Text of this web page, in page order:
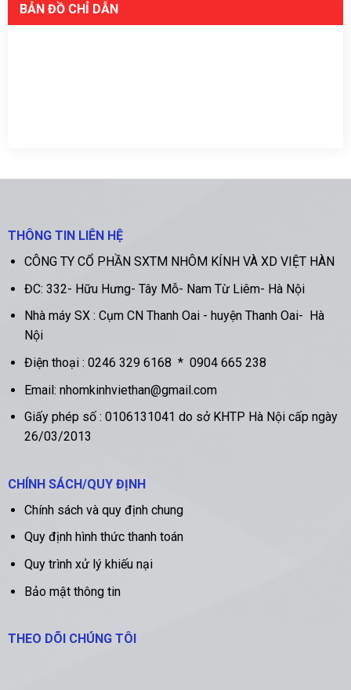
BẢN ĐỒ CHỈ DẪN
THÔNG TIN LIÊN HỆ
CÔNG TY CỔ PHẦN SXTM NHÔM KÍNH VÀ XD VIỆT HÀN
ĐC: 332- Hữu Hưng- Tây Mỗ- Nam Từ Liêm- Hà Nội
Nhà máy SX : Cụm CN Thanh Oai - huyện Thanh Oai- Hà
Nội
Điện thoại : 0246 329 6168 * 0904 665 238
Email: nhomkinhviethan@gmail.com
Giấy phép số : 0106131041 do sở KHTP Hà Nội cấp ngày
26/03/2013
CHÍNH SÁCH/QUY ĐỊNH
Chính sách và quy định chung
Quy định hình thức thanh toán
Quy trình xử lý khiếu nại
Bảo mật thông tin
THEO DÕI CHÚNG TÔI